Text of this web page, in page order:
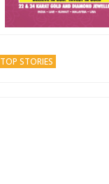
TOP STORIES